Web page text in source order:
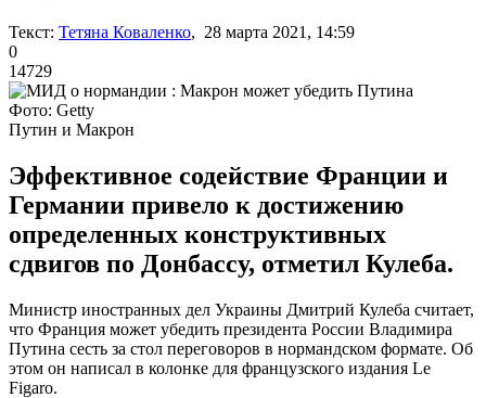
Текст: Тетяна Коваленко, 28 марта 2021, 14:59
0
14729
Фото: Getty
Путин и Макрон
Эффективное содействие Франции и
Германии привело к достижению
определенных конструктивных
сдвигов по Донбассу, отметил Кулеба.
Министр иностранных дел Украины Дмитрий Кулеба считает,
что Франция может убедить президента России Владимира
Путина сесть за стол переговоров в нормандском формате. Об
этом он написал в колонке для французского издания Le
Figaro.